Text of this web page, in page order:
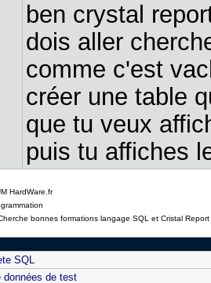
ben crystal
dois aller
comme c'est
créer une table
que tu veux
puis tu affiches
HardWare.fr
bonnes formations langage SQL et Cristal Report
SQL
données de test